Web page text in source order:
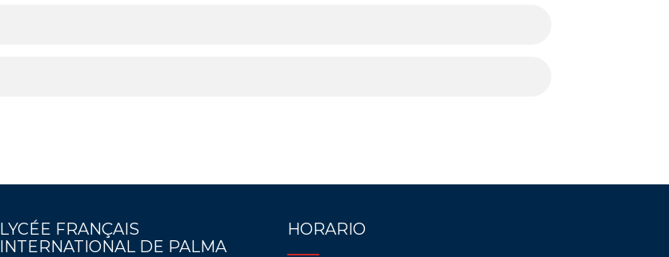
LYCÉE FRANÇAIS
INTERNATIONAL DE PALMA
HORARIO